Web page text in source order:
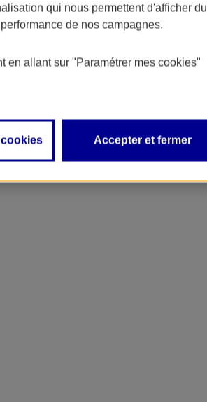
qui nous permettent d'afficher du
de nos campagnes.
en allant sur "Paramétrer mes cookies"
Accepter et fermer